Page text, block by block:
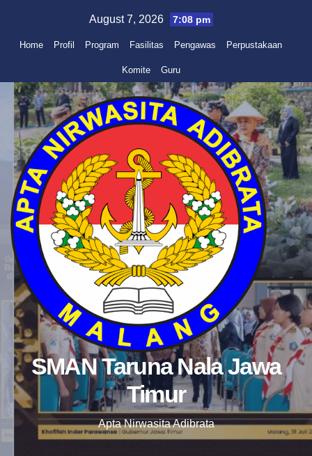
content
August 7, 2026 7:08 pm
Home Profil Program Fasilitas Pengawas Perpustakaan
Komite Guru
SMAN Taruna Nala Jawa
Timur
Apta Nirwasita Adibrata